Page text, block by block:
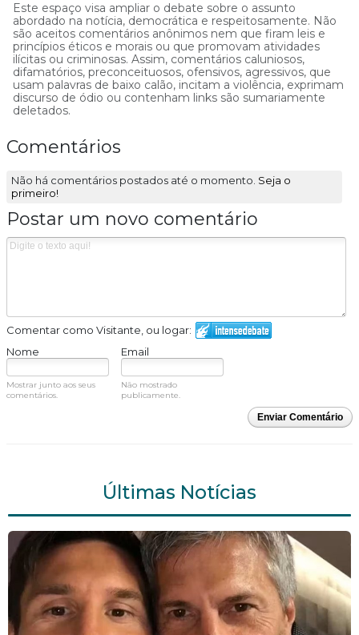
Este espaço visa ampliar o debate sobre o assunto
abordado na notícia, democrática e respeitosamente. Não
são aceitos comentários anônimos nem que firam leis e
princípios éticos e morais ou que promovam atividades
ilícitas ou criminosas. Assim, comentários caluniosos,
difamatórios, preconceituosos, ofensivos, agressivos, que
usam palavras de baixo calão, incitam a violência, exprimam
discurso de ódio ou contenham links são sumariamente
deletados.
Comentários
Não há comentários postados até o momento. Seja o
primeiro!
Postar um novo comentário
Comentar como Visitante, ou logar:
Nome
Email
Mostrar junto aos seus
comentários.
Não mostrado
publicamente.
Enviar Comentário
Últimas Notícias